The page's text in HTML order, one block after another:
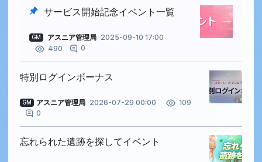
サービス開始記念イベント一覧
GM アスニア管理局 2025-09-10 17:00
490
0
特別ログインボーナス
GM アスニア管理局 2026-07-29 00:00
109
0
忘れられた遺跡を探してイベント